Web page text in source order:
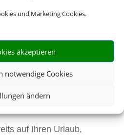
und Marketing Cookies.
akzeptieren
notwendige Cookies
ändern
–
Buchen
auf Ihren Urlaub,